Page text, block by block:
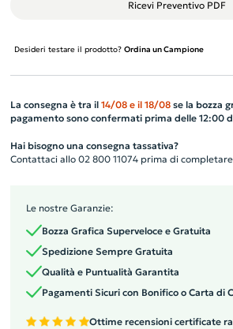
Ricevi Preventivo PDF
Desideri testare il prodotto? Ordina un Campione
La consegna è tra il 14/08 e il 18/08se la bozza
pagamento sono confermati prima delle 12:00
Hai bisogno una consegna tassativa?
Contattaci allo 02 800 11074 prima di completare
Le nostre Garanzie:
Bozza Grafica Superveloce e Gratuita
Spedizione Sempre Gratuita
Qualità e Puntualità Garantita
Pagamenti Sicuri con Bonifico o Carta di
Ottime recensioni certificate